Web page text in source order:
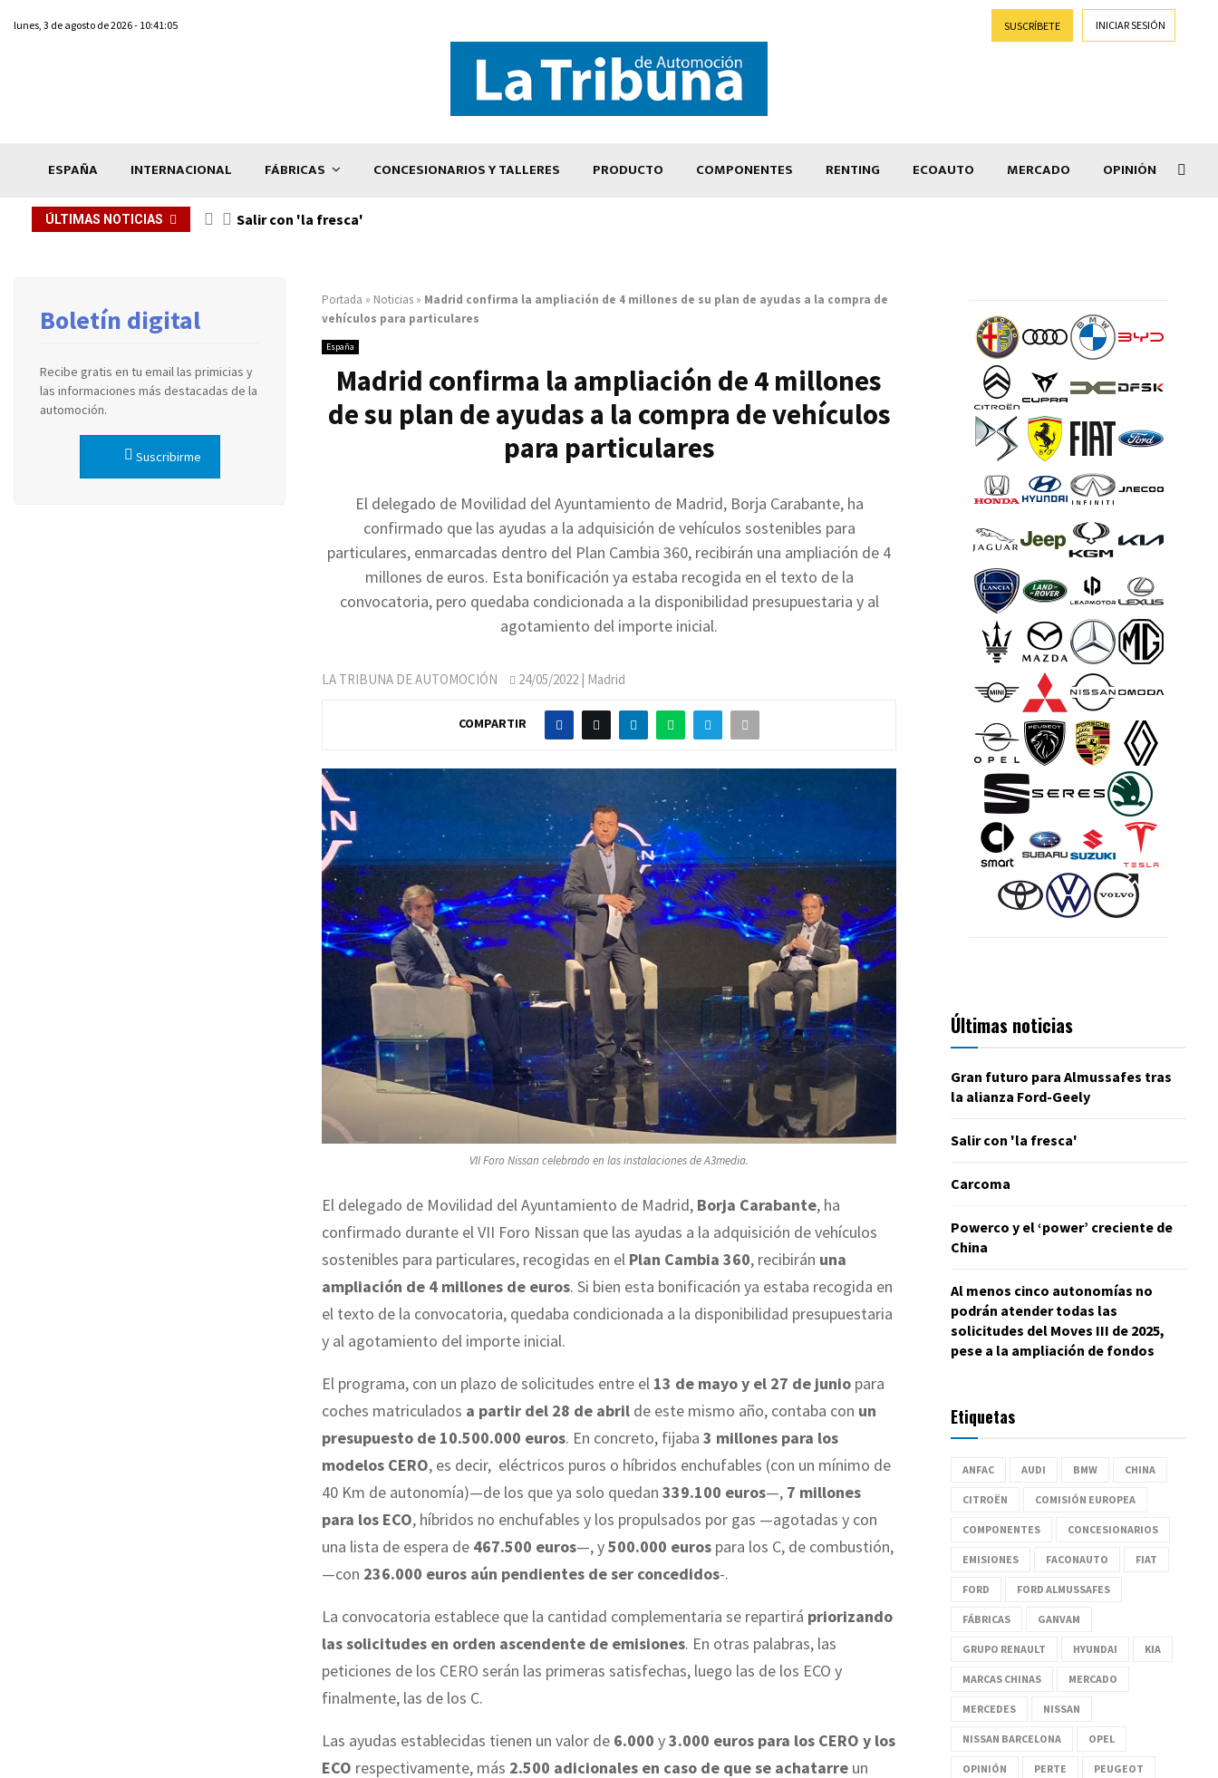
lunes, 3 de agosto de 2026 - 10:41:05 SUSCRÍBETE INICIAR SESIÓN
ESPAÑA INTERNACIONAL FÁBRICAS CONCESIONARIOS Y TALLERES PRODUCTO COMPONENTES RENTING ECOAUTO MERCADO OPINIÓN
ÚLTIMAS NOTICIAS Salir con 'la fresca'
Portada » Noticias » Madrid confirma la ampliación de 4 millones de su plan de ayudas a la compra de
vehículos para particulares
España
Madrid confirma la ampliación de 4 millones
de su plan de ayudas a la compra de vehículos
para particulares
El delegado de Movilidad del Ayuntamiento de Madrid, Borja Carabante, ha
confirmado que las ayudas a la adquisición de vehículos sostenibles para
particulares, enmarcadas dentro del Plan Cambia 360, recibirán una ampliación de 4
millones de euros. Esta bonificación ya estaba recogida en el texto de la
convocatoria, pero quedaba condicionada a la disponibilidad presupuestaria y al
agotamiento del importe inicial.
LA TRIBUNA DE AUTOMOCIÓN 24/05/2022 | Madrid
COMPARTIR
VII Foro Nissan celebrado en las instalaciones de A3media.
El delegado de Movilidad del Ayuntamiento de Madrid, Borja Carabante, ha
confirmado durante el VII Foro Nissan que las ayudas a la adquisición de vehículos
sostenibles para particulares, recogidas en el Plan Cambia 360, recibirán una
ampliación de 4 millones de euros. Si bien esta bonificación ya estaba recogida en
el texto de la convocatoria, quedaba condicionada a la disponibilidad presupuestaria
y al agotamiento del importe inicial.
El programa, con un plazo de solicitudes entre el 13 de mayo y el 27 de junio para
coches matriculados a partir del 28 de abril de este mismo año, contaba con un
presupuesto de 10.500.000 euros. En concreto, fijaba 3 millones para los
modelos CERO, es decir, eléctricos puros o híbridos enchufables (con un mínimo de
40 Km de autonomía)—de los que ya solo quedan 339.100 euros—, 7 millones
para los ECO, híbridos no enchufables y los propulsados por gas —agotadas y con
una lista de espera de 467.500 euros—, y500.000 euros para los C, de combustión,
—con 236.000 euros aún pendientes de ser concedidos-.
La convocatoria establece que la cantidad complementaria se repartirá priorizando
las solicitudes en orden ascendente de emisiones. En otras palabras, las
peticiones de los CERO serán las primeras satisfechas, luego las de los ECO y
finalmente, las de los C.
Las ayudas establecidas tienen un valor de 6.000 y3.000 euros para los CERO y los
ECO respectivamente, más 2.500 adicionales en caso de que se achatarre un
Boletín digital
Recibe gratis en tu email las primicias y
las informaciones más destacadas de la
automoción.
Suscribirme
Últimas noticias
Gran futuro para Almussafes tras
la alianza Ford-Geely
Salir con 'la fresca'
Carcoma
Powerco y el ‘power’ creciente de
China
Al menos cinco autonomías no
podrán atender todas las
solicitudes del Moves III de 2025,
pese a la ampliación de fondos
Etiquetas
ANFAC AUDI BMW CHINA
CITROËN COMISIÓN EUROPEA
COMPONENTES CONCESIONARIOS
EMISIONES FACONAUTO FIAT
FORD FORD ALMUSSAFES
FÁBRICAS GANVAM
GRUPO RENAULT HYUNDAI KIA
MARCAS CHINAS MERCADO
MERCEDES NISSAN
NISSAN BARCELONA OPEL
OPINIÓN PERTE PEUGEOT